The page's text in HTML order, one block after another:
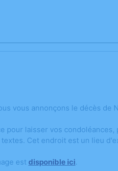
vous annonçons le décès
pour laisser vos
Cet endroit est un lieu
est disponible ici.